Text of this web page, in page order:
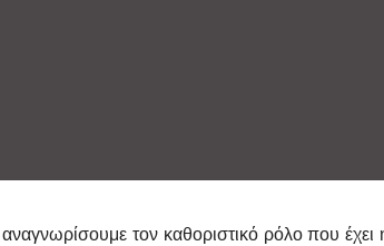
τον καθοριστικό ρόλο που έχει